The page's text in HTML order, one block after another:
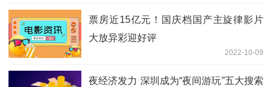
票房近15亿元！国庆档国产主旋律影片
大放异彩迎好评
2022-10-09
夜经济发力 深圳成为“夜间游玩”五大搜索